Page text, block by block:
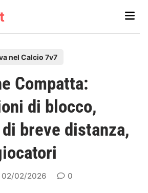
Main
nel Calcio 7v7
Compatta:
di blocco,
breve distanza,
02/02/2026 0